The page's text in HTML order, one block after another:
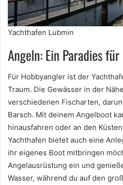
Yachthafen Lubmin
Angeln: Ein Paradies
Für Hobbyangler ist der
Traum. Die Gewässer in der
verschiedenen Fischarten,
Barsch. Mit deinem Angelboot
hinausfahren oder an den
Yachthafen bietet auch eine
ihr eigenes Boot mitbringen
Angelausrüstung ein und
Wasser, während du auf den